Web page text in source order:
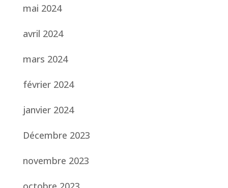
mai 2024
avril 2024
mars 2024
février 2024
janvier 2024
Décembre 2023
novembre 2023